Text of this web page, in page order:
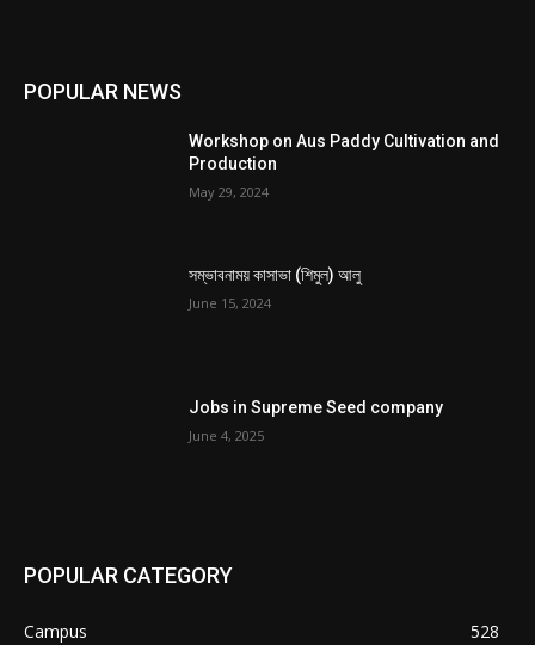
POPULAR NEWS
Workshop on Aus Paddy Cultivation and
Production
May 29, 2024
সম্ভাবনাময় কাসাভা (শিমুল) আলু
June 15, 2024
Jobs in Supreme Seed company
June 4, 2025
POPULAR CATEGORY
Campus
528